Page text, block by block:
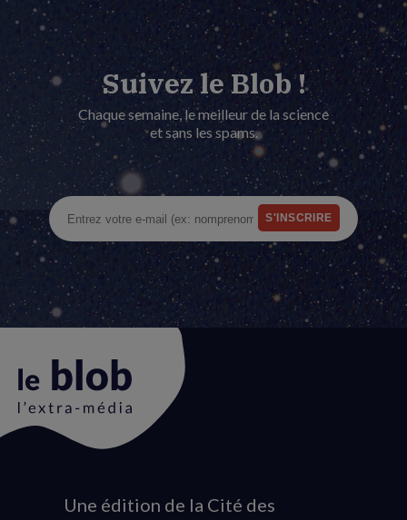
Suivez le Blob !
Chaque semaine, le meilleur de la science
et sans les spams.
Animation
Une édition de la Cité des